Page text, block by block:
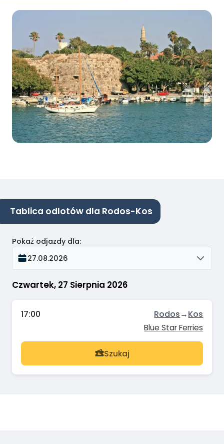
Tablica odlotów dla Rodos-Kos
Czwartek, 27 Sierpnia 2026
Pokaż odjazdy dla:
27.08.2026
17:00 Rodos→Kos
Blue Star Ferries
Szukaj